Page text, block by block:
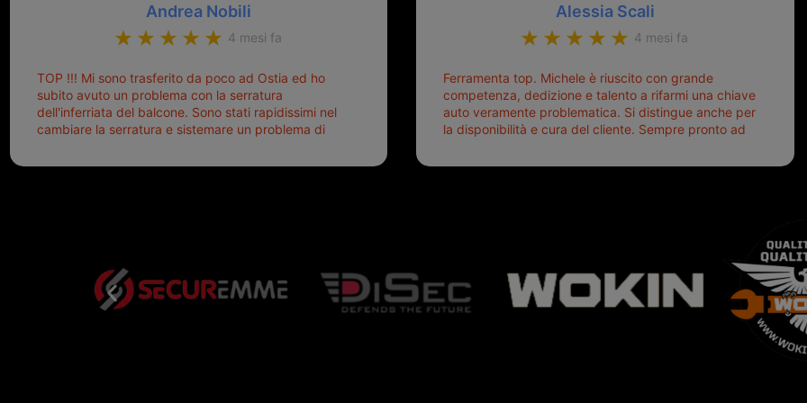
Andrea Nobili
4 mesi fa
TOP !!! Mi sono trasferito da poco ad Ostia ed ho
subito avuto un problema con la serratura
dell'inferriata del balcone. Sono stati rapidissimi nel
cambiare la serratura e sistemare un problema di
che onesto evitando spese ben più esose.
Alessia Scali
4 mesi fa
Ferramenta top. Michele è riuscito con grande
competenza, dedizione e talento a rifarmi una chiave
auto veramente problematica. Si distingue anche per
la disponibilità e cura del cliente. Sempre pronto ad